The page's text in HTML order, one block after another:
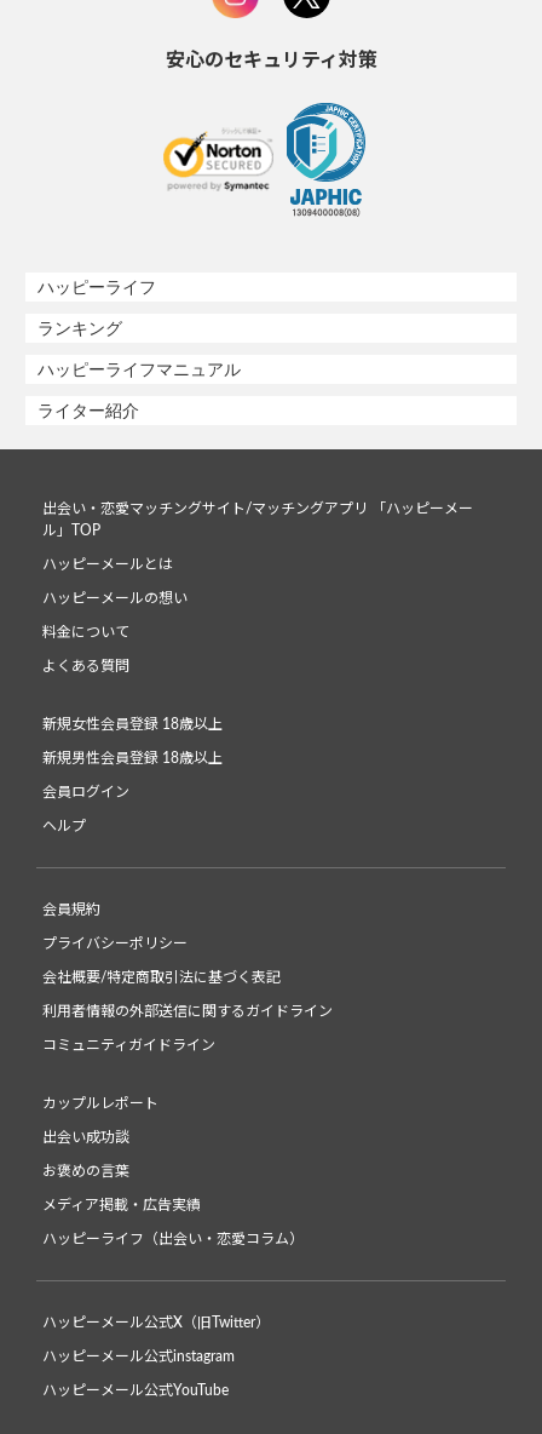
安心のセキュリティ対策
ハッピーライフ
ランキング
ハッピーライフマニュアル
ライター紹介
出会い・恋愛マッチングサイト/マッチングアプリ 「ハッピーメー
ル」TOP
ハッピーメールとは
ハッピーメールの想い
料金について
よくある質問
新規女性会員登録 18歳以上
新規男性会員登録 18歳以上
会員ログイン
ヘルプ
会員規約
プライバシーポリシー
会社概要/特定商取引法に基づく表記
利用者情報の外部送信に関するガイドライン
コミュニティガイドライン
カップルレポート
出会い成功談
お褒めの言葉
メディア掲載・広告実績
ハッピーライフ（出会い・恋愛コラム）
ハッピーメール公式X（旧Twitter）
ハッピーメール公式instagram
ハッピーメール公式YouTube